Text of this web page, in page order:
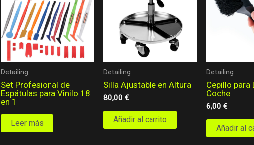
Detailing
Set Profesional de
Espátulas para Vinilo 18
en 1
Leer más
Detailing
Silla Ajustable en Altura
80,00€
Añadir al carrito
Detailing
Cepillo para
Coche
6,00€
Añadir al